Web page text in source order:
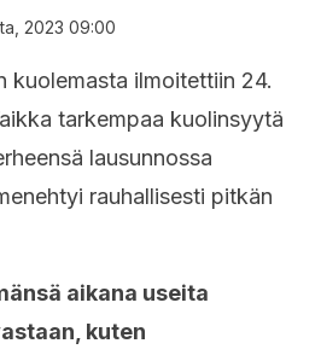
2023 09:00
kuolemasta ilmoitettiin 24.
tarkempaa kuolinsyytä
lausunnossa
rauhallisesti pitkän
aikana useita
kuten